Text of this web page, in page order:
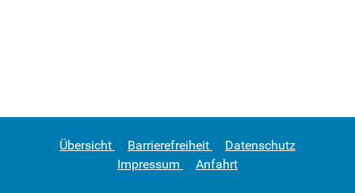
Übersicht Barrierefreiheit
Datenschutz
Impressum
Anfahrt